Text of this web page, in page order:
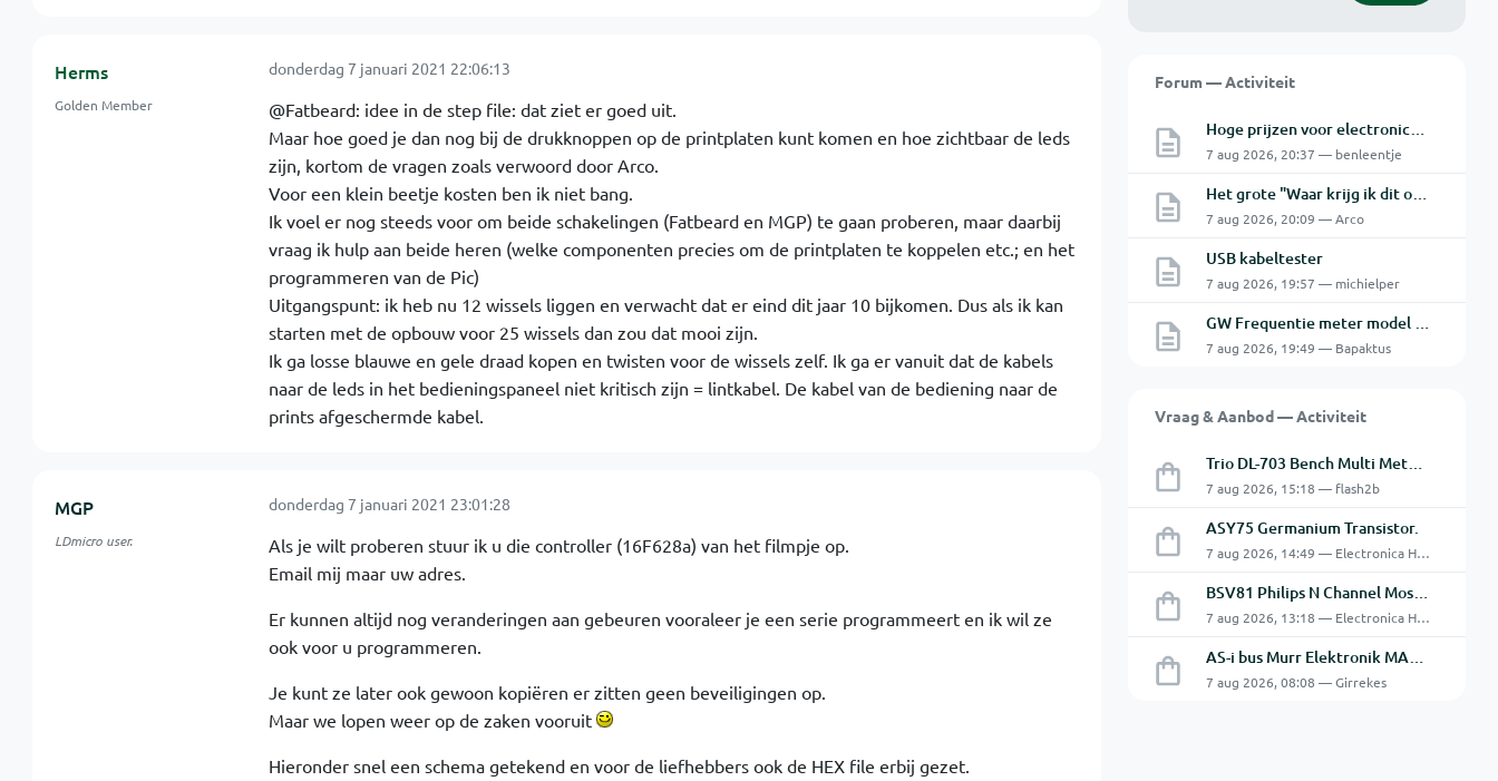
Forum — Activiteit
Hoge prijzen voor electronica hobbyisten
7 aug 2026, 20:37 — benleentje
Het grote "Waar krijg ik dit onderdeel" topic Deel 11
7 aug 2026, 20:09 — Arco
USB kabeltester
7 aug 2026, 19:57 — michielper
GW Frequentie meter model GFC-8010G probleem
7 aug 2026, 19:49 — Bapaktus
Vraag & Aanbod — Activiteit
Trio DL-703 Bench Multi Meter **VERKOCHT**
7 aug 2026, 15:18 — flash2b
ASY75 Germanium Transistor.
7 aug 2026, 14:49 — Electronica Hobbyist
BSV81 Philips N Channel Mosfet Transistors.
7 aug 2026, 13:18 — Electronica Hobbyist
AS-i bus Murr Elektronik MASI20 AS-Interface I/O-module 56440
7 aug 2026, 08:08 — Girrekes
Herms
Golden Member
donderdag 7 januari 2021 22:06:13
@Fatbeard: idee in de step file: dat ziet er goed uit.
Maar hoe goed je dan nog bij de drukknoppen op de printplaten kunt komen en hoe zichtbaar de leds
zijn, kortom de vragen zoals verwoord door Arco.
Voor een klein beetje kosten ben ik niet bang.
Ik voel er nog steeds voor om beide schakelingen (Fatbeard en MGP) te gaan proberen, maar daarbij
vraag ik hulp aan beide heren (welke componenten precies om de printplaten te koppelen etc.; en het
programmeren van de Pic)
Uitgangspunt: ik heb nu 12 wissels liggen en verwacht dat er eind dit jaar 10 bijkomen. Dus als ik kan
starten met de opbouw voor 25 wissels dan zou dat mooi zijn.
Ik ga losse blauwe en gele draad kopen en twisten voor de wissels zelf. Ik ga er vanuit dat de kabels
naar de leds in het bedieningspaneel niet kritisch zijn = lintkabel. De kabel van de bediening naar de
prints afgeschermde kabel.
MGP
LDmicro user.
donderdag 7 januari 2021 23:01:28
Als je wilt proberen stuur ik u die controller (16F628a) van het filmpje op.
Email mij maar uw adres.
Er kunnen altijd nog veranderingen aan gebeuren vooraleer je een serie programmeert en ik wil ze
ook voor u programmeren.
Je kunt ze later ook gewoon kopiëren er zitten geen beveiligingen op.
Maar we lopen weer op de zaken vooruit
Hieronder snel een schema getekend en voor de liefhebbers ook de HEX file erbij gezet.